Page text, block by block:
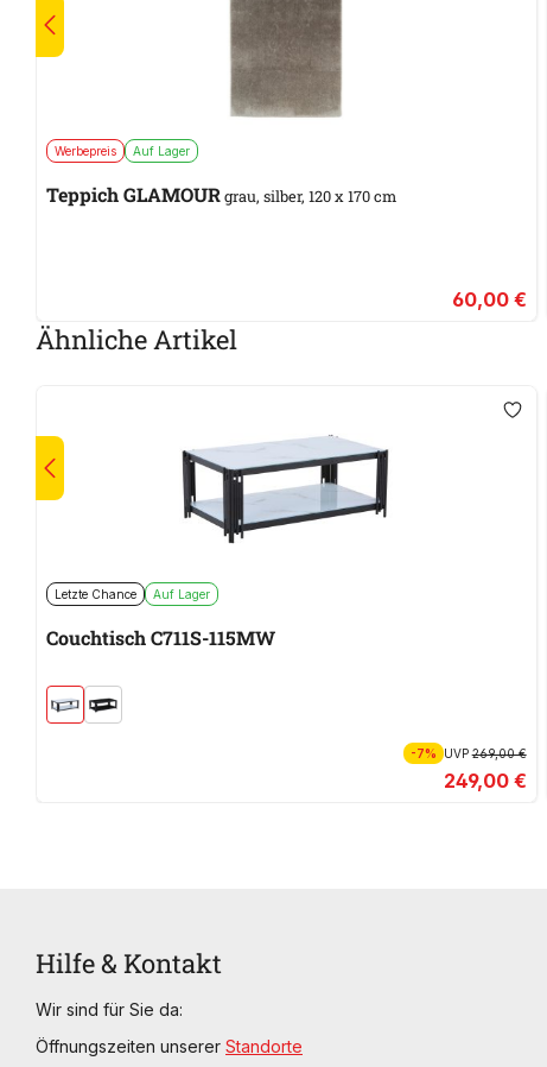
Werbepreis Auf Lager
Teppich GLAMOURgrau, silber, 120 x 170 cm
60,00 €
Ähnliche Artikel
Letzte Chance Auf Lager
Couchtisch C711S-115MW
-7% UVP269,00 €
249,00 €
Hilfe & Kontakt
Wir sind für Sie da:
Öffnungszeiten unserer Standorte